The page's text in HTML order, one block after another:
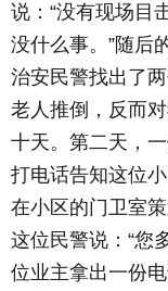
说：“没有现场目
没什么事。”随后
治安民警找出了
老人推倒，反而
十天。第二天，
打电话告知这位
在小区的门卫室
这位民警说：“您
位业主拿出一份